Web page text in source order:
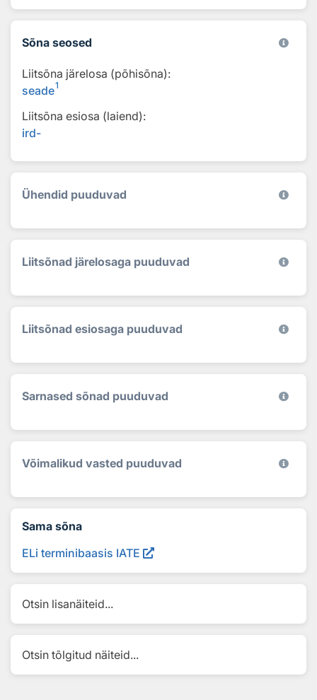
Sõna seosed
Liitsõna järelosa (põhisõna):
seade1
Liitsõna esiosa (laiend):
ird-
Ühendid puuduvad
Liitsõnad järelosaga puuduvad
Liitsõnad esiosaga puuduvad
Sarnased sõnad puuduvad
Võimalikud vasted puuduvad
Sama sõna
ELi terminibaasis IATE
Otsin lisanäiteid...
Otsin tõlgitud näiteid...